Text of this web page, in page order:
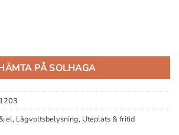
PÅ SOLHAGA
el, Lågvoltsbelysning, Uteplats & fritid